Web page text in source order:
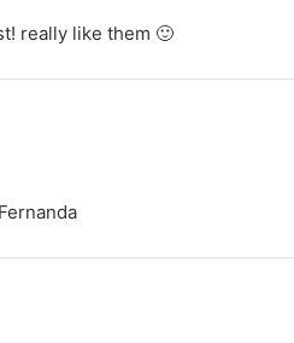
really like them 🙂